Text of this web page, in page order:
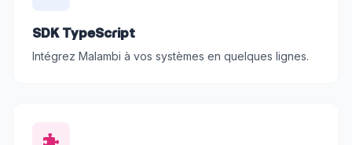
SDK TypeScript
Intégrez Malambi à vos systèmes en quelques lignes.